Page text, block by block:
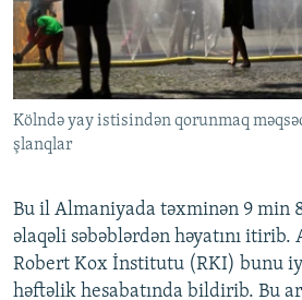
Kölndə yay istisindən qorunmaq
şlanqlar
Bu il Almaniyada təxminən 9 min
əlaqəli səbəblərdən həyatını itirib.
Robert Kox İnstitutu (RKI) bunu
həftəlik hesabatında bildirib. Bu